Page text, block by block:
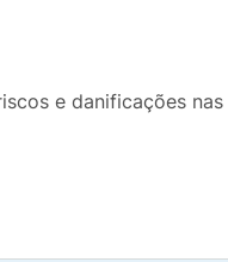
e danificações nas